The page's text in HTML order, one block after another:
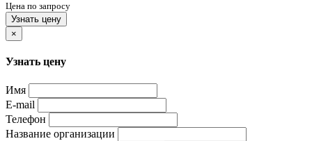
Цена по запросу
Узнать цену
×
Узнать цену
Имя
E-mail
Телефон
Название организации